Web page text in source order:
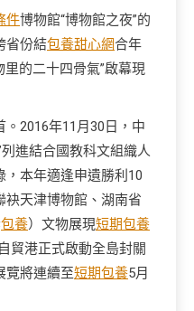
件博物館“博物館之夜”的
省份結包養甜心網合年
的二十四骨氣”啟幕現
2016年11月30日，中
列進結合國教科文組織人
本年適逢申遺勝利10
袂天津博物館、湖南省
包養）文物展現短期包養
貿港正式啟動全島封關
覽將連續至短期包養5月